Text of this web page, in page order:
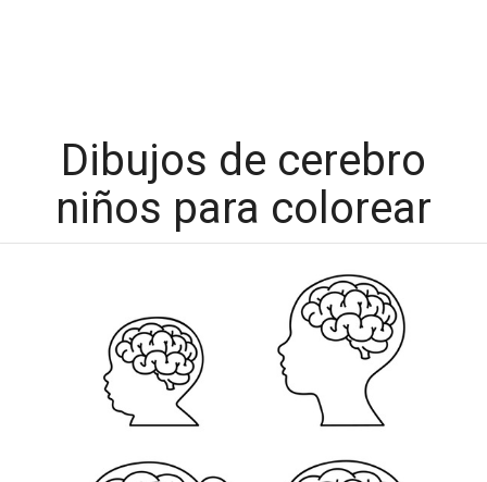
Dibujos de cerebro
niños para colorear